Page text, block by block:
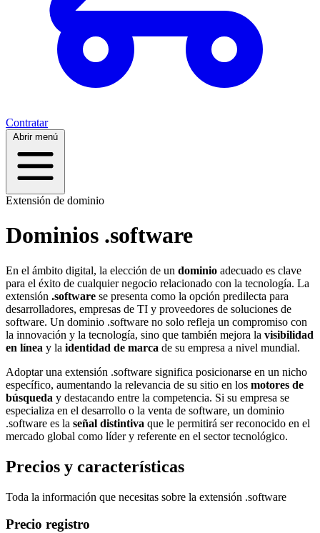
Contratar
Abrir menú
Extensión de dominio
Dominios .software
En el ámbito digital, la elección de un dominio adecuado es clave
para el éxito de cualquier negocio relacionado con la tecnología. La
extensión .software se presenta como la opción predilecta para
desarrolladores, empresas de TI y proveedores de soluciones de
software. Un dominio .software no solo refleja un compromiso con
la innovación y la tecnología, sino que también mejora la visibilidad
en línea y la identidad de marca de su empresa a nivel mundial.
Adoptar una extensión .software significa posicionarse en un nicho
específico, aumentando la relevancia de su sitio en los motores de
búsqueda y destacando entre la competencia. Si su empresa se
especializa en el desarrollo o la venta de software, un dominio
.software es la señal distintiva que le permitirá ser reconocido en el
mercado global como líder y referente en el sector tecnológico.
Precios y características
Toda la información que necesitas sobre la extensión .software
Precio registro